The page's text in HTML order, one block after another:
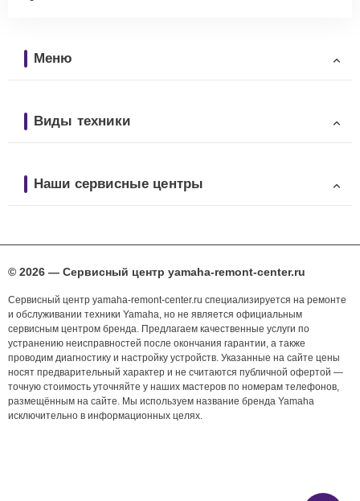
Меню
Виды техники
Наши сервисные центры
© 2026 — Сервисный центр yamaha-remont-center.ru
Сервисный центр yamaha-remont-center.ru специализируется на ремонте
и обслуживании техники Yamaha, но не является официальным
сервисным центром бренда. Предлагаем качественные услуги по
устранению неисправностей после окончания гарантии, а также
проводим диагностику и настройку устройств. Указанные на сайте цены
носят предварительный характер и не считаются публичной офертой —
точную стоимость уточняйте у наших мастеров по номерам телефонов,
размещённым на сайте. Мы используем название бренда Yamaha
исключительно в информационных целях.